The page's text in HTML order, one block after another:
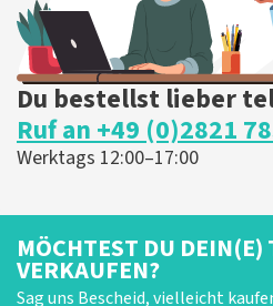
Du bestellst lieber
Ruf an +49 (0)2821
Werktags 12:00–17:00
MÖCHTEST DU
VERKAUFEN?
Sag uns Bescheid, vielleicht